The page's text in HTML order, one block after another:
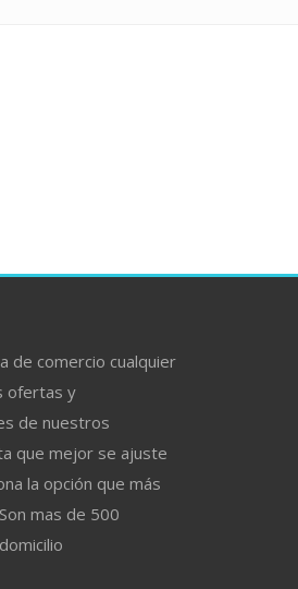
de comercio cualquier
ofertas y
de nuestros
que mejor se ajuste
la opción que más
mas de 500